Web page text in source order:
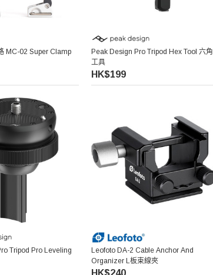
MC-02 Super Clamp
Peak Design Pro Tripod Hex Tool 六角
工具
HK$199
Tripod Pro Leveling
Leofoto DA-2 Cable Anchor And
Organizer L板束線夾
HK$240